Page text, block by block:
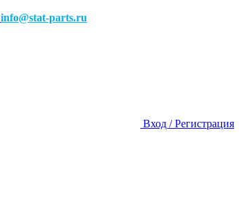
info@stat-parts.ru
Вход / Регистрация